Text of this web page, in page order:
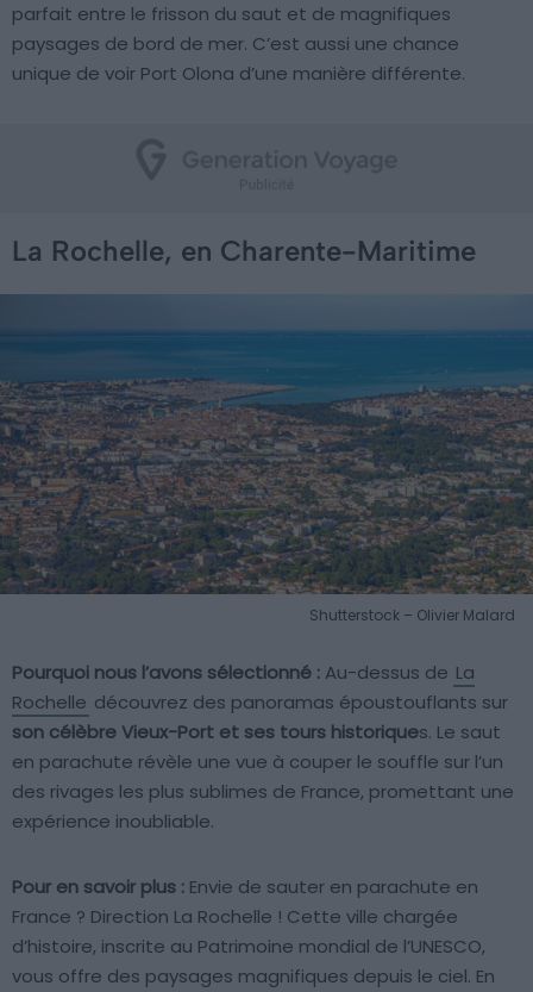
parfait entre le frisson du saut et de magnifiques
paysages de bord de mer. C’est aussi une chance
unique de voir Port Olona d’une manière différente.
La Rochelle, en Charente-Maritime
Shutterstock – Olivier Malard
Pourquoi nous l’avons sélectionné : Au-dessus de La
Rochelle découvrez des panoramas époustouflants sur
son célèbre Vieux-Port et ses tours historiques. Le saut
en parachute révèle une vue à couper le souffle sur l’un
des rivages les plus sublimes de France, promettant une
expérience inoubliable.
Pour en savoir plus : Envie de sauter en parachute en
France ? Direction La Rochelle ! Cette ville chargée
d’histoire, inscrite au Patrimoine mondial de l’UNESCO,
vous offre des paysages magnifiques depuis le ciel. En